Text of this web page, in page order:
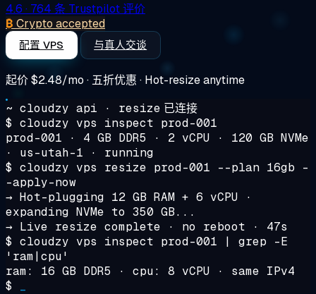
4.6 · 764 条 Trustpilot 评价
₿ Crypto accepted
配置 VPS 与真人交谈
起价$2.48/mo · 五折优惠 · Hot-resize anytime
~ cloudzy api · resize 已连接
$ cloudzy vps inspect prod-001
prod-001 · 4 GB DDR5 · 2 vCPU · 120 GB NVMe
· us-utah-1 · running
$ cloudzy vps resize prod-001 --plan 16gb -
-apply-now
→ Hot-plugging 12 GB RAM + 6 vCPU ·
expanding NVMe to 350 GB...
→ Live resize complete · no reboot · 47s
$ cloudzy vps inspect prod-001 | grep -E
'ram|cpu'
ram: 16 GB DDR5 · cpu: 8 vCPU · same IPv4
$